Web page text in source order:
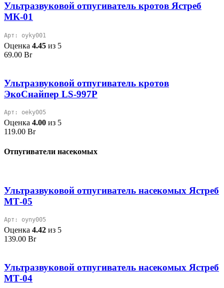
Ультразвуковой отпугиватель кротов Ястреб
МК-01
Арт: oyky001
Оценка 4.45 из 5
69.00 Br
Ультразвуковой отпугиватель кротов
ЭкоСнайпер LS-997P
Арт: oeky005
Оценка 4.00 из 5
119.00 Br
Отпугиватели насекомых
Ультразвуковой отпугиватель насекомых Ястреб
МТ-05
Арт: oyny005
Оценка 4.42 из 5
139.00 Br
Ультразвуковой отпугиватель насекомых Ястреб
МТ-04